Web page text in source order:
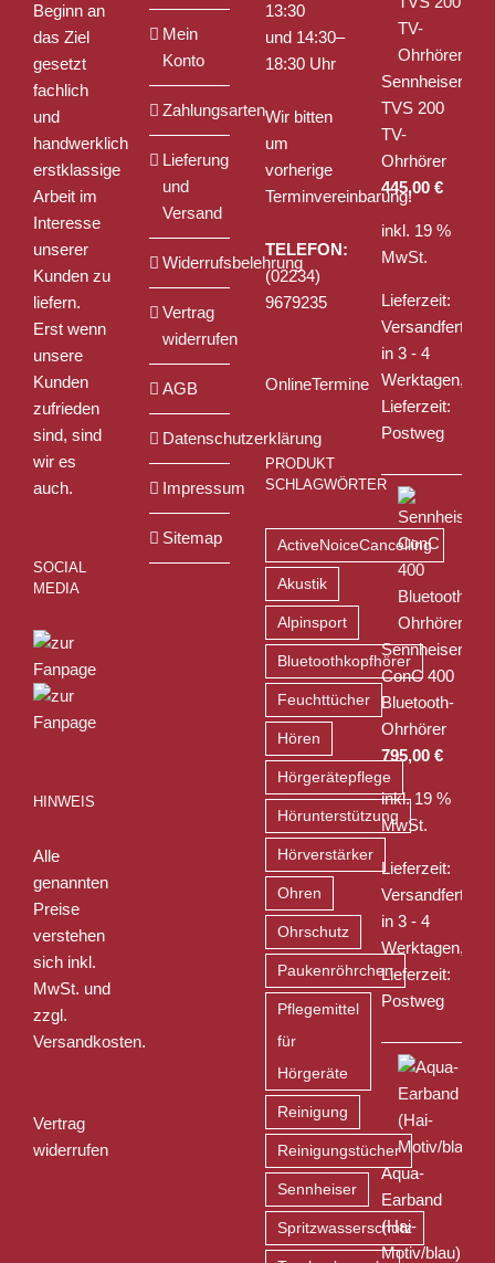
Produktseite
gewählt
werden
Beginn an
das Ziel
gesetzt
fachlich
und
handwerklich
erstklassige
Arbeit im
Interesse
unserer
Kunden zu
liefern.
Erst wenn
unsere
Kunden
zufrieden
sind, sind
wir es
auch.
SOCIAL
MEDIA
HINWEIS
Alle
genannten
Preise
verstehen
sich inkl.
MwSt. und
zzgl.
Versandkosten.
Vertrag
widerrufen
Mein
Konto
Zahlungsarten
Lieferung
und
Versand
Widerrufsbelehrung
Vertrag
widerrufen
AGB
Datenschutzerklärung
Impressum
Sitemap
13:30
und 14:30–
18:30 Uhr
Wir bitten
um
vorherige
Terminvereinbarung!
TELEFON:
(02234)
9679235
OnlineTermine
PRODUKT
SCHLAGWÖRTER
ActiveNoiceCancelling
Akustik
Alpinsport
Bluetoothkopfhörer
Feuchttücher
Hören
Hörgerätepflege
Hörunterstützung
Hörverstärker
Ohren
Ohrschutz
Paukenröhrchen
Pflegemittel
für
Hörgeräte
Reinigung
Reinigungstücher
Sennheiser
Spritzwasserschutz
Sennheiser
TVS 200
TV-
Ohrhörer
445,00 €
inkl. 19 %
MwSt.
Lieferzeit:
Versandfertig
in 3 - 4
Werktagen,
Lieferzeit:
Postweg
Sennheiser
ConC 400
Bluetooth-
Ohrhörer
795,00 €
inkl. 19 %
MwSt.
Lieferzeit:
Versandfertig
in 3 - 4
Werktagen,
Lieferzeit:
Postweg
Aqua-
Earband
(Hai-
Motiv/blau)